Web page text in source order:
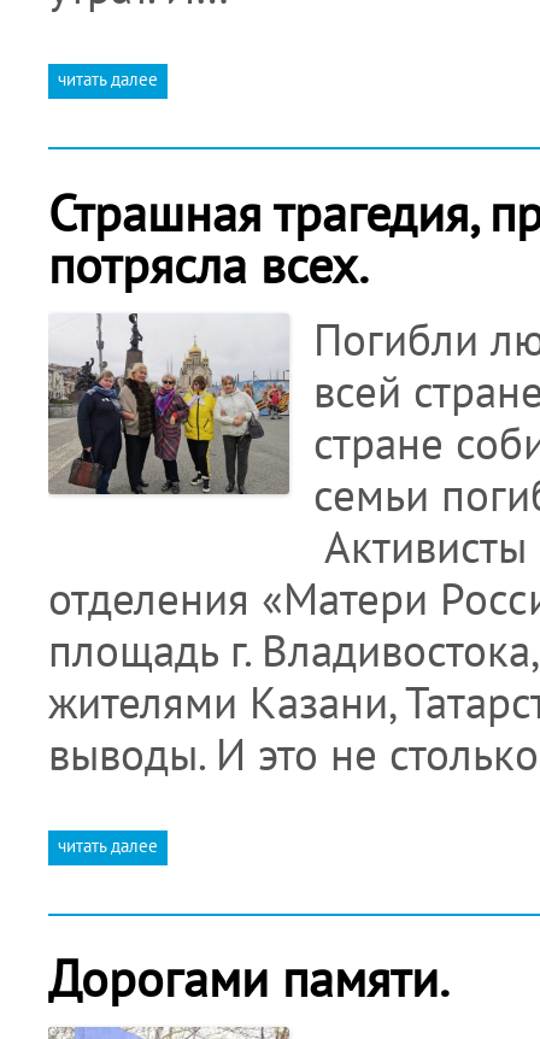
читать далее
Страшная трагедия,
потрясла всех.
Погибли
всей
стране
семьи
отделения «Матери
площадь г.
жителями Казани,
выводы. И это не
читать далее
Дорогами памяти.